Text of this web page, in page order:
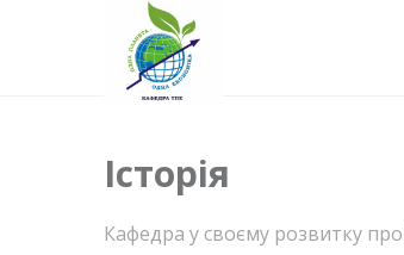
Історія
Кафедра у своєму розвитку